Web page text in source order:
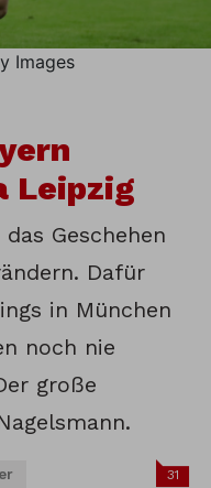
Images
Leipzig
Geschehen
Dafür
in München
noch nie
große
31